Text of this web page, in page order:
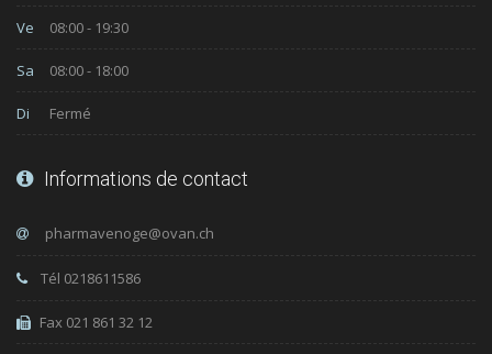
Ve 08:00 - 19:30
Sa 08:00 - 18:00
Di Fermé
Informations de contact
Tél 0218611586
Fax 021 861 32 12